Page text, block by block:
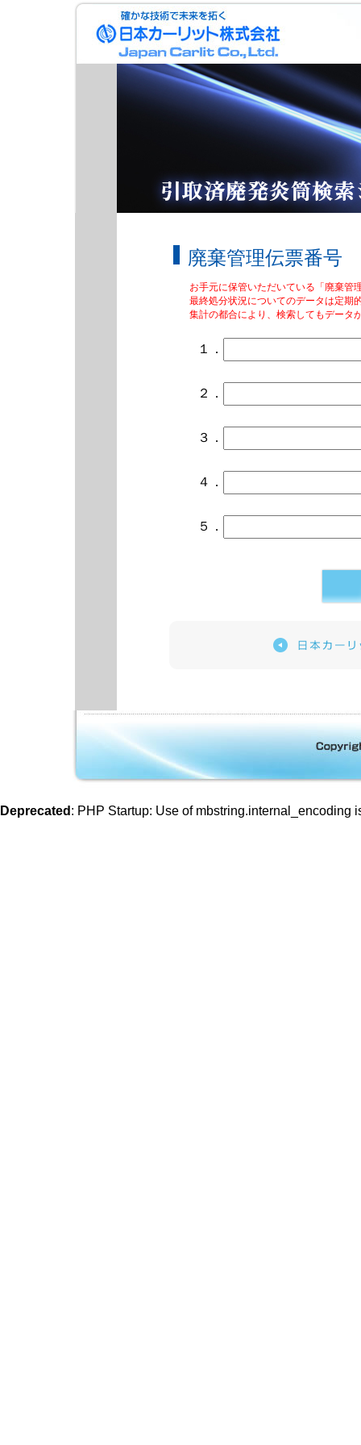
廃棄管理伝票番号
お手元に保管いただいている「廃棄管
最終処分状況についてのデータは定期
集計の都合により、検索してもデータ
１．
２．
３．
４．
５．
Deprecated : PHP Startup: Use of mbstring.internal_encoding